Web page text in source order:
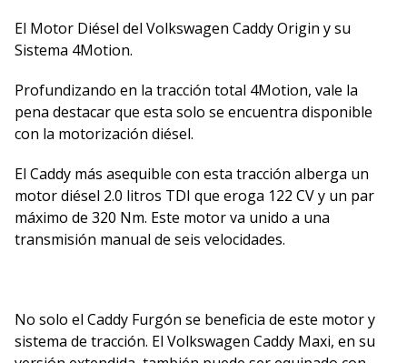
El Motor Diésel del Volkswagen Caddy Origin y su
Sistema 4Motion.
Profundizando en la tracción total 4Motion, vale la
pena destacar que esta solo se encuentra disponible
con la motorización diésel.
El Caddy más asequible con esta tracción alberga un
motor diésel 2.0 litros TDI que eroga 122 CV y un par
máximo de 320 Nm. Este motor va unido a una
transmisión manual de seis velocidades.
No solo el Caddy Furgón se beneficia de este motor y
sistema de tracción. El Volkswagen Caddy Maxi, en su